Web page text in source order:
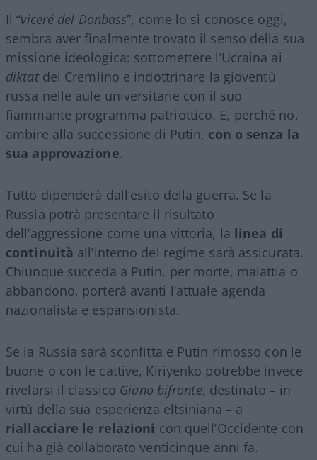
Il “viceré del Donbass”, come lo si conosce oggi,
sembra aver finalmente trovato il senso della sua
missione ideologica: sottomettere l’Ucraina ai
diktatdel Cremlino e indottrinare la gioventù
russa nelle aule universitarie con il suo
fiammante programma patriottico. E, perché no,
ambire alla successione di Putin, con o senza la
sua approvazione.
Tutto dipenderà dall’esito della guerra. Se la
Russia potrà presentare il risultato
dell’aggressione come una vittoria, la linea di
continuità all’interno del regime sarà assicurata.
Chiunque succeda a Putin, per morte, malattia o
abbandono, porterà avanti l’attuale agenda
nazionalista e espansionista.
Se la Russia sarà sconfitta e Putin rimosso con le
buone o con le cattive, Kiriyenko potrebbe invece
rivelarsi il classico Giano bifronte, destinato – in
virtù della sua esperienza eltsiniana – a
riallacciare le relazioni con quell’Occidente con
cui ha già collaborato venticinque anni fa.